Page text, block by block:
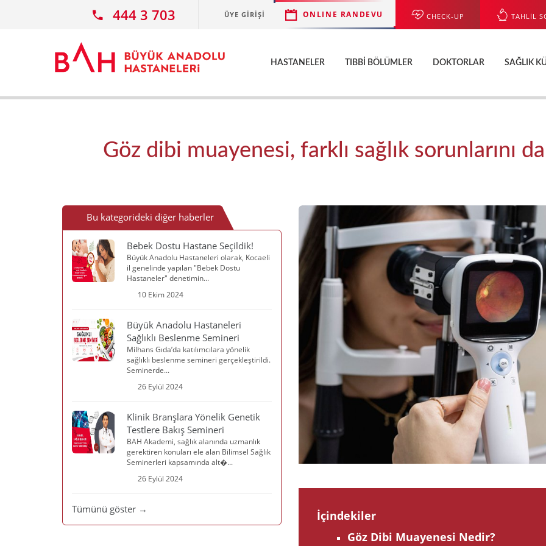
444 3 703 ÜYE GIRIŞI ONLINE RANDEVU CHECK-UP TAHLİL
HASTANELER TIBBI BÖLÜMLER DOKTORLAR SAĞLIK
Göz dibi muayenesi, farklı sağlık sorunlarını
İçindekiler
Göz Dibi Muayenesi Nedir?
Bu kategorideki diğer haberler
Bebek Dostu Hastane Seçildik!
Büyük Anadolu Hastaneleri olarak, Kocaeli
il genelinde yapılan "Bebek Dostu
Hastaneler" denetimin...
10 Ekim 2024
Büyük Anadolu Hastaneleri
Sağlıklı Beslenme Semineri
Milhans Gıda’da katılımcılara yönelik
sağlıklı beslenme semineri gerçekleştirildi.
Seminerde...
26 Eylül 2024
Klinik Branşlara Yönelik Genetik
Testlere Bakış Semineri
BAH Akademi, sağlık alanında uzmanlık
gerektiren konuları ele alan Bilimsel Sağlık
Seminerleri kapsamında alt�...
26 Eylül 2024
Tümünü göster →